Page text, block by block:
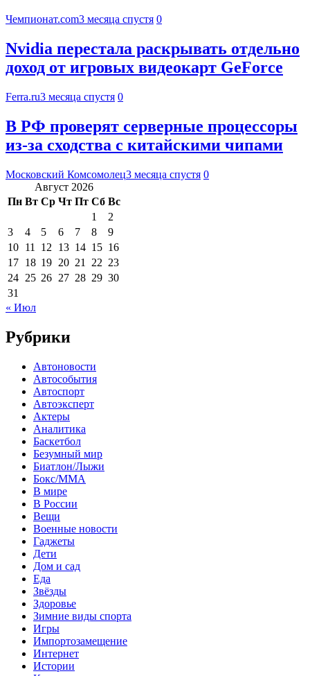
Чемпионат.com3 месяца спустя 0
Nvidia перестала раскрывать отдельно
доход от игровых видеокарт GeForce
Ferra.ru3 месяца спустя 0
В РФ проверят серверные процессоры
из-за сходства с китайскими чипами
Московский Комсомолец3 месяца спустя 0
Август 2026
Пн Вт Ср Чт Пт Сб Вс
1
2
3
4 5 6 7 8
9
10 11 12 13 14 15 16
17 18 19 20 21 22 23
24 25 26 27 28 29 30
31
« Июл
Рубрики
Автоновости
Автособытия
Автоспорт
Автоэксперт
Актеры
Аналитика
Баскетбол
Безумный мир
Биатлон/Лыжи
Бокс/MMA
В мире
В России
Вещи
Военные новости
Гаджеты
Дети
Дом и сад
Еда
Звёзды
Здоровье
Зимние виды спорта
Игры
Импортозамещение
Интернет
Истории